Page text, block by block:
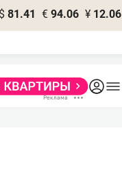
$ 81.41 € 94.06 ¥ 12.06